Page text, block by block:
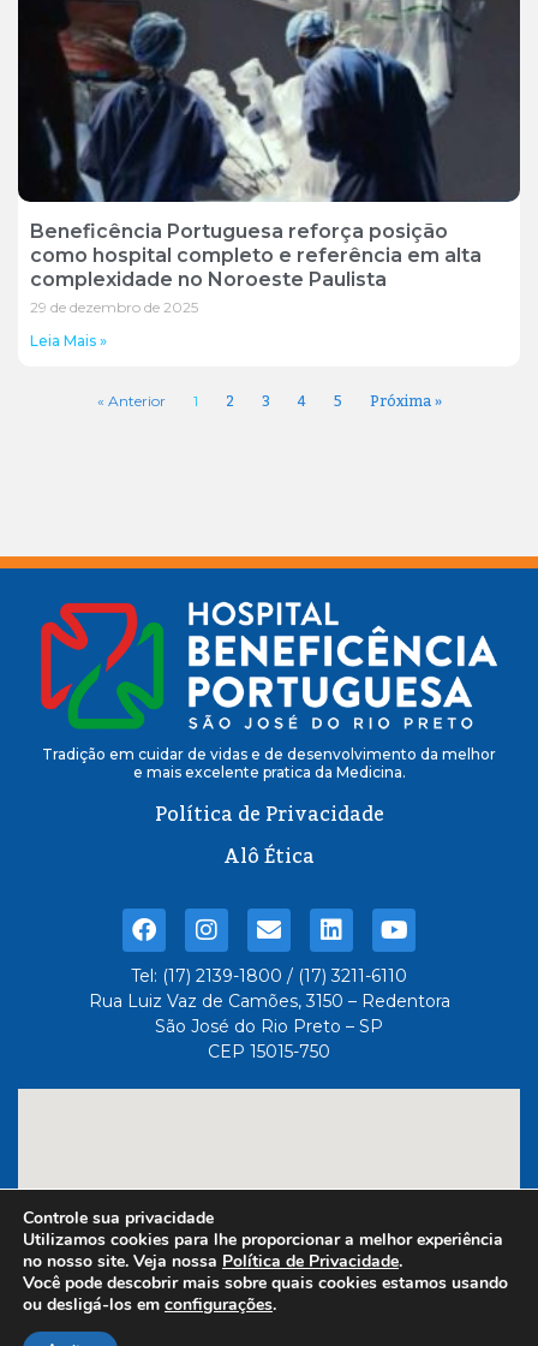
Beneficência Portuguesa reforça posição
como hospital completo e referência em alta
complexidade no Noroeste Paulista
29 de dezembro de 2025
Leia Mais »
« Anterior 1 2 3 4 5 Próxima »
Tradição em cuidar de vidas e de desenvolvimento da melhor
e mais excelente pratica da Medicina.
Política de Privacidade
Alô Ética
Tel: (17) 2139-1800 / (17) 3211-6110
Rua Luiz Vaz de Camões, 3150 – Redentora
São José do Rio Preto – SP
CEP 15015-750
Feito com
Controle sua privacidade
Utilizamos cookies para lhe proporcionar a melhor experiência
no nosso site. Veja nossa Política de Privacidade.
Você pode descobrir mais sobre quais cookies estamos usando
ou desligá-los em configurações.